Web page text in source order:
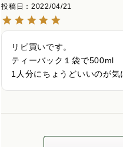
投稿日 2022/04/21
リピ買いです。
ティーバック１袋で500ml
1人分にちょうどいいのが気